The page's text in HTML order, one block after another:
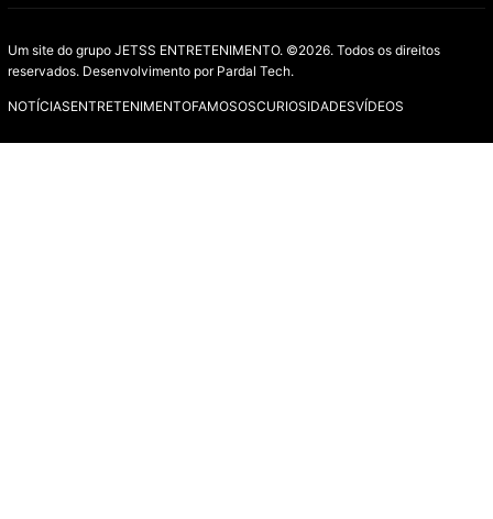
Um site do grupo JETSS ENTRETENIMENTO. ©2026. Todos os direitos
reservados. Desenvolvimento por Pardal Tech.
NOTÍCIASENTRETENIMENTOFAMOSOSCURIOSIDADESVÍDEOS